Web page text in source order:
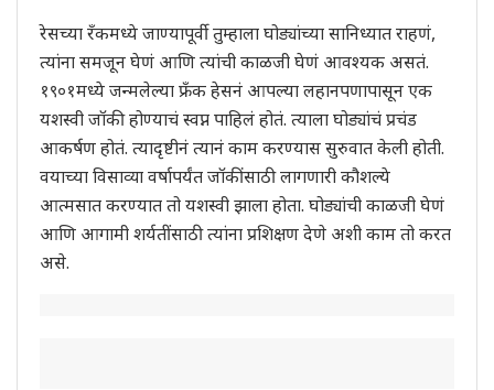
रेसच्या रँकमध्ये जाण्यापूर्वी तुम्हाला घोड्यांच्या सानिध्यात राहणं,
त्यांना समजून घेणं आणि त्यांची काळजी घेणं आवश्यक असतं.
१९०१मध्ये जन्मलेल्या फ्रँक हेसनं आपल्या लहानपणापासून एक
यशस्वी जॉकी होण्याचं स्वप्न पाहिलं होतं. त्याला घोड्यांचं प्रचंड
आकर्षण होतं. त्यादृष्टीनं त्यानं काम करण्यास सुरुवात केली होती.
वयाच्या विसाव्या वर्षापर्यंत जॉकींसाठी लागणारी कौशल्ये
आत्मसात करण्यात तो यशस्वी झाला होता. घोड्यांची काळजी घेणं
आणि आगामी शर्यतींसाठी त्यांना प्रशिक्षण देणे अशी काम तो करत
असे.